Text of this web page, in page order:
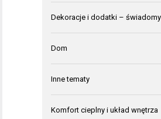
Dekoracje i dodatki –
Dom
Inne tematy
Komfort cieplny i układ wnętrza